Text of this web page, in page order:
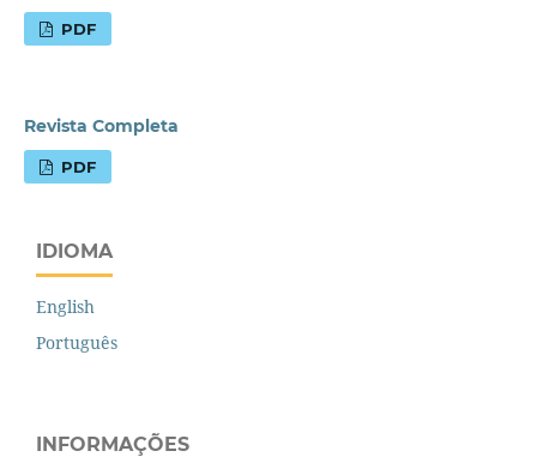
PDF
Revista Completa
PDF
IDIOMA
English
Português
INFORMAÇÕES